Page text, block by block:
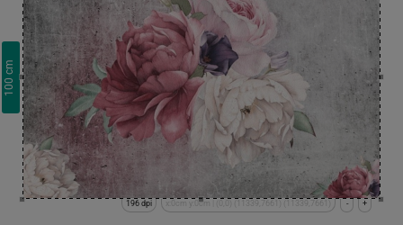
100
cm
+
-
x:0cm y:0cm | (0,0) (11339,7661) (11339,7661)
196 dpi